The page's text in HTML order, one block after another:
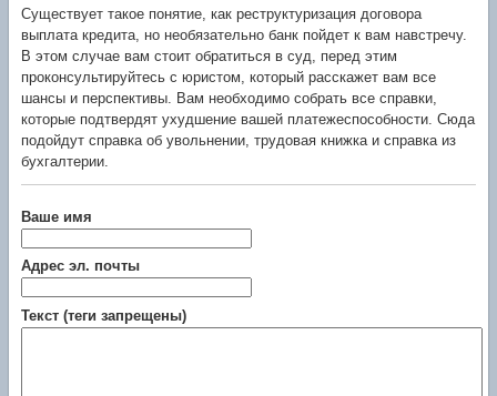
Существует такое понятие, как реструктуризация договора
выплата кредита, но необязательно банк пойдет к вам навстречу.
В этом случае вам стоит обратиться в суд, перед этим
проконсультируйтесь с юристом, который расскажет вам все
шансы и перспективы. Вам необходимо собрать все справки,
которые подтвердят ухудшение вашей платежеспособности. Сюда
подойдут справка об увольнении, трудовая книжка и справка из
бухгалтерии.
Ваше имя
Адрес эл. почты
Текст (теги запрещены)